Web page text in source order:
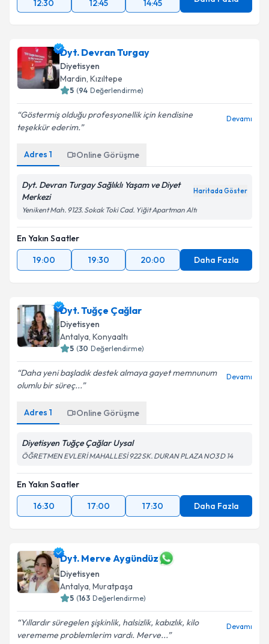
12:30 12:45 14:45
Dyt. Devran Turgay
Diyetisyen
Mardin, Kızıltepe
5 (94 Değerlendirme)
Göstermiş olduğu profesyonellik için kendisine
teşekkür ederim.
Devamı
Adres 1 Online Görüşme
Dyt. Devran Turgay Sağlıklı Yaşam ve Diyet
Merkezi
Haritada Göster
Yenikent Mah. 9123. Sokak Toki Cad. Yiğit Apartman Altı
En Yakın Saatler
19:00
19:30 20:00 Daha Fazla
Dyt. Tuğçe Çağlar
Diyetisyen
Antalya, Konyaaltı
5 (30 Değerlendirme)
Daha yeni başladık destek almaya gayet memnunum
olumlu bir süreç...
Devamı
Adres 1 Online Görüşme
Diyetisyen Tuğçe Çağlar Uysal
ÖĞRETMEN EVLERİ MAHALLESİ 922 SK. DURAN PLAZA NO3 D 14
En Yakın Saatler
16:30
17:00 17:30 Daha Fazla
Dyt. Merve Aygündüz
Diyetisyen
Antalya, Muratpaşa
5 (163 Değerlendirme)
Yıllardır süregelen şişkinlik, halsizlik, kabızlık, kilo
verememe problemlerim vardı. Merve...
Devamı